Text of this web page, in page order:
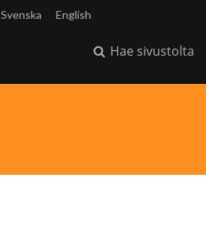
Svenska English
Hae sivustolta